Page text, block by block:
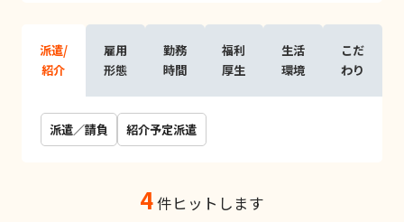
派遣/
紹介
雇用
形態
勤務
時間
福利
厚生
生活
環境
こだ
わり
派遣／請負 紹介予定派遣
4件ヒットします